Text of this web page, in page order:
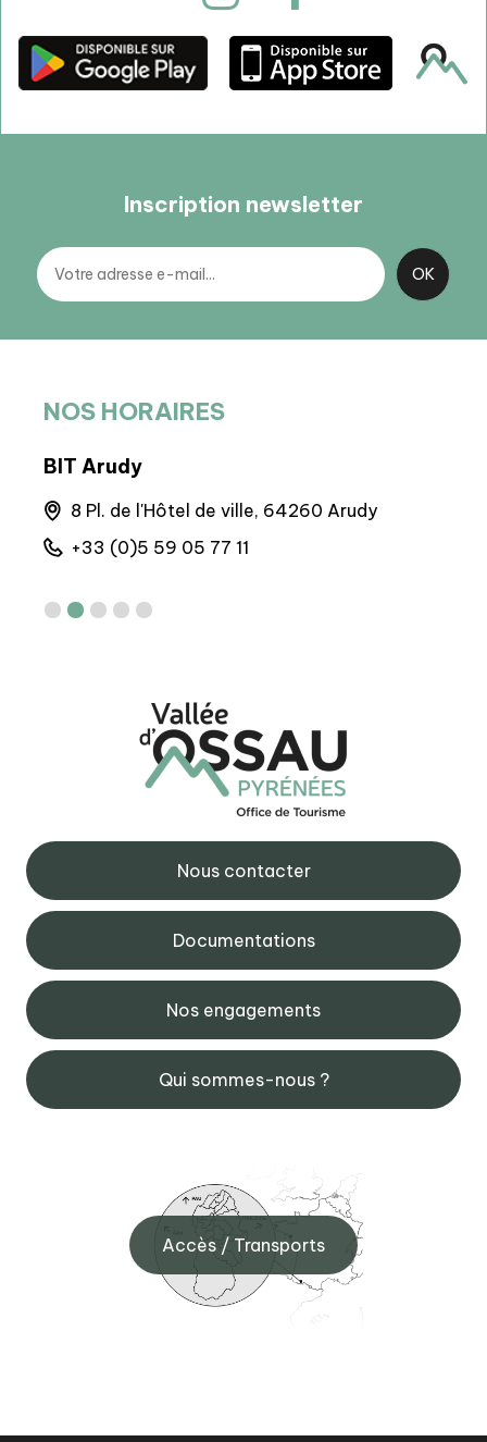
Inscription newsletter
NOS HORAIRES
BIT Arudy
8 Pl. de l'Hôtel de ville, 64260 Arudy
+33 (0)5 59 05 77 11
Nous contacter
Documentations
Nos engagements
Qui sommes-nous ?
Accès / Transports